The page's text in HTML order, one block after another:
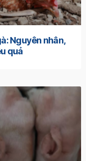
Nguyên nhân,
quả